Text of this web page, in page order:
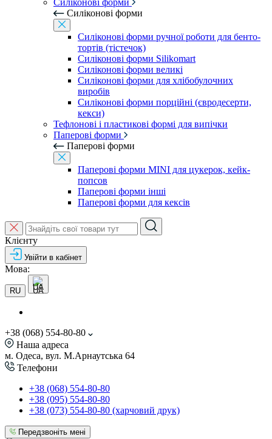
Силіконові форми
Силіконові форми
Силіконові форми ручної роботи для бенто-
тортів (тістечок)
Силіконові форми Silikomart
Силіконові форми великі
Силіконові форми для хлібобулочних
виробів
Силіконові форми порційні (євродесерти,
кекси)
Тефлонові і пластикові формі для випічки
Паперові форми
Паперові форми
Паперові форми MINI для цукерок, кейк-
попсов
Паперові форми інші
Паперові форми для кексів
Клієнту
Увійти в кабінет
Мова:
RU UA
+38 (068) 554-80-80
Наша адреса
м. Одеса, вул. М.Арнаутська 64
Телефони
+38 (068) 554-80-80
+38 (095) 554-80-80
+38 (073) 554-80-80 (харчовий друк)
Передзвоніть мені